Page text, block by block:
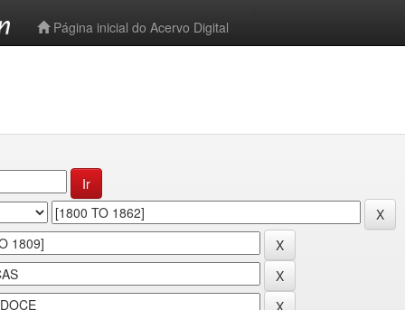
Página inicial do Acervo Digital